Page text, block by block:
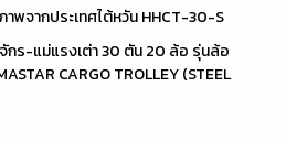
พจากประเทศไต้หวัน HHCT-30-S
กร-แม่แรงเต่า 30 ตัน 20 ล้อ รุ่นล้อ
CARGO TROLLEY (STEEL